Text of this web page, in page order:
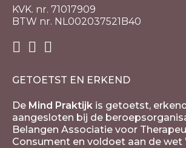
KVK. nr. 71017909
BTW nr. NL002037521B40
GETOETST EN ERKEND
De Mind Praktijk is getoetst,
aangesloten bij de
Belangen Associatie voor
Consument en voldoet aan de wet